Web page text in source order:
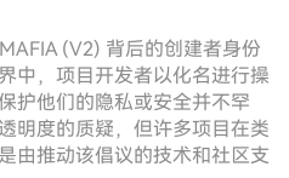
(V2) 背后的创建者身份
中，项目开发者以化名进行操
护他们的隐私或安全并不罕
明度的质疑，但许多项目在类
由推动该倡议的技术和社区支